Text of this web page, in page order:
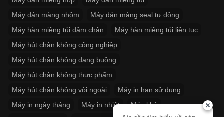
Máy dán màng nhôm
Máy dán màng seal tự động
Máy hàn miệng túi dậm chân
Máy hàn miệng túi liên tục
Máy hút chân không công nghiệp
Máy hút chân không dạng buồng
Máy hút chân không thực phẩm
Máy hút chân không vòi ngoài
Máy in hạn sử dụng
Máy in ngày tháng
Máy in nhiệt
Máy khò